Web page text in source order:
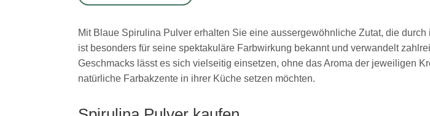
Mit Blaue Spirulina Pulver erhalten Sie eine aussergewöhnliche Zutat, die
ist besonders für seine spektakuläre Farbwirkung bekannt und verwandelt
Geschmacks lässt es sich vielseitig einsetzen, ohne das Aroma der jeweiligen
natürliche Farbakzente in ihrer Küche setzen möchten.